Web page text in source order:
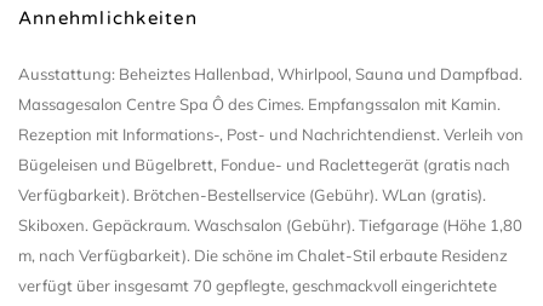
Annehmlichkeiten
Ausstattung: Beheiztes Hallenbad, Whirlpool, Sauna und Dampfbad.
Massagesalon Centre Spa Ô des Cimes. Empfangssalon mit Kamin.
Rezeption mit Informations-, Post- und Nachrichtendienst. Verleih von
Bügeleisen und Bügelbrett, Fondue- und Raclettegerät (gratis nach
Verfügbarkeit). Brötchen-Bestellservice (Gebühr). WLan (gratis).
Skiboxen. Gepäckraum. Waschsalon (Gebühr). Tiefgarage (Höhe 1,80
m, nach Verfügbarkeit). Die schöne im Chalet-Stil erbaute Residenz
verfügt über insgesamt 70 gepflegte, geschmackvoll eingerichtete